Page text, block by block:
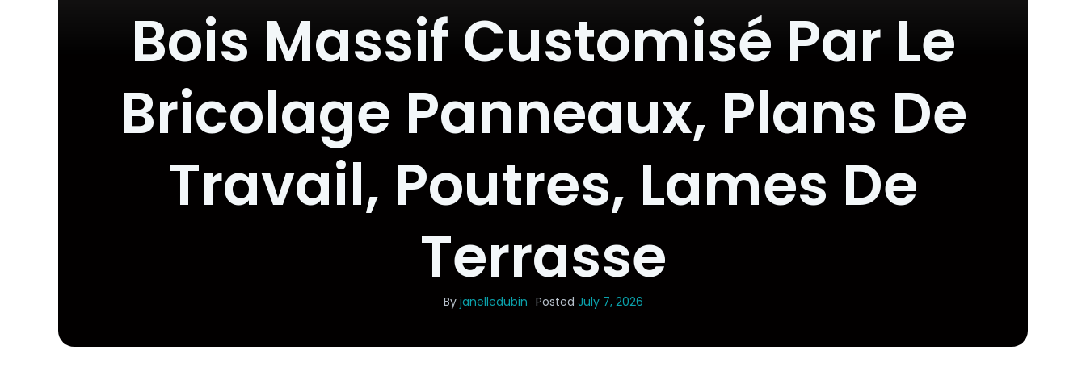
Bois Massif Customisé Par Le
Bricolage Panneaux, Plans De
Travail, Poutres, Lames De
Terrasse
By janelledubin Posted July 7, 2026